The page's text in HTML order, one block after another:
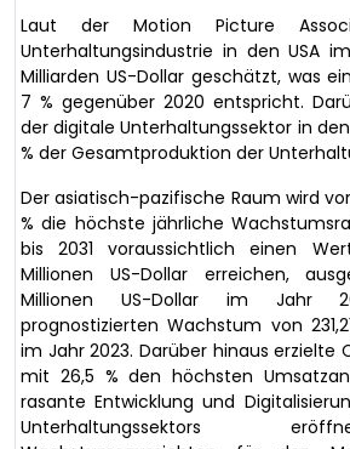
Laut der Motion Picture
Unterhaltungsindustrie in den USA
Milliarden US-Dollar geschätzt, was
7 % gegenüber 2020 entspricht.
der digitale Unterhaltungssektor in den
% der Gesamtproduktion der
Der asiatisch-pazifische Raum wird
% die höchste jährliche
bis 2031 voraussichtlich einen
Millionen US-Dollar erreichen,
Millionen US-Dollar im Jahr
prognostizierten Wachstum von
im Jahr 2023. Darüber hinaus erzielte
mit 26,5 % den höchsten
rasante Entwicklung und
Unterhaltungssektors